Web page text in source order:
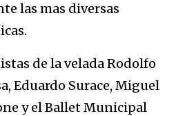
las mas diversas
de la velada Rodolfo
Eduardo Surace, Miguel
y el Ballet Municipal